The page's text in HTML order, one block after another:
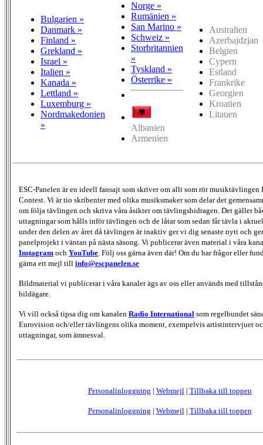
Bulgarien »
Danmark »
Finland »
Grekland »
Israel »
Italien »
Kanada »
Lettland »
Luxemburg »
Nordmakedonien
»
Norge »
Rumänien »
San Marino »
Schweiz »
Storbritannien
»
Tyskland »
Österrike »
Albanien
Armenien
Australien
Azerbajdzjan
Belgien
Cypern
Estland
Frankrike
Georgien
Kroatien
Litauen
ESC-Panelen är en ideell fansajt som skriver om allt som rör musiktävlingen
Contest. Vi är tio skribenter med olika musiksmaker som delar det
om följa tävlingen och skriva våra åsikter om tävlingsbidragen. Det gäller
uttagningar som hålls inför tävlingen och de låtar som sedan får tävla i
under den delen av året då tävlingen är inaktiv ger vi dig senaste nytt och
panelprojekt i väntan på nästa säsong. Vi publicerar även material i våra
Instagram och YouTube . Följ oss gärna även där! Om du har frågor eller
gärna ett mejl till info@escpanelen.se
Bildmaterial vi publicerar i våra kanaler ägs av oss eller används med
bildägare.
Vi vill också tipsa dig om kanalen Radio International som regelbundet
Eurovision och/eller tävlingens olika moment, exempelvis artistintervjuer
uttagningar, som ämnesval.
Personalinloggning | Webmejl | Tillbaka till toppen
Personalinloggning | Webmejl | Tillbaka till toppen